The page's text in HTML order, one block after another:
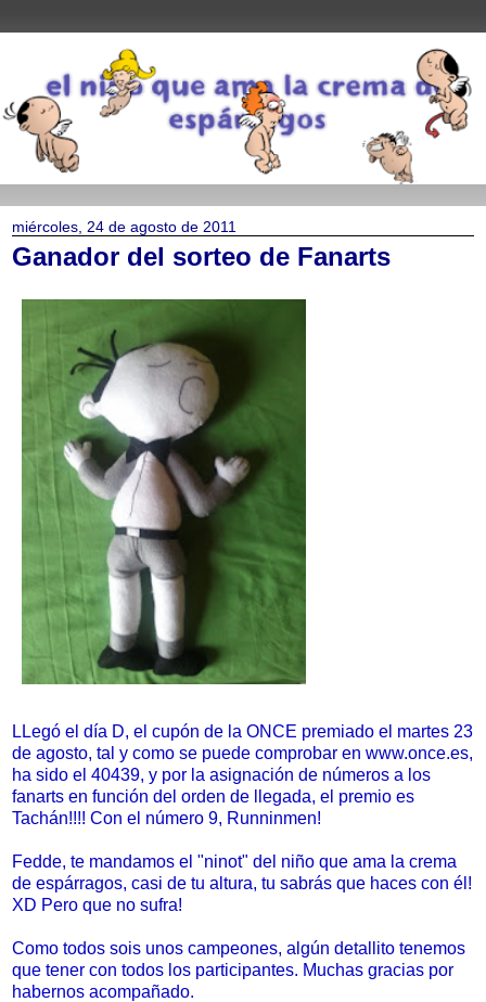
miércoles, 24 de agosto de 2011
Ganador del sorteo de Fanarts
LLegó el día D, el cupón de la ONCE premiado el martes 23
de agosto, tal y como se puede comprobar en www.once.es,
ha sido el 40439, y por la asignación de números a los
fanarts en función del orden de llegada, el premio es
Tachán!!!! Con el número 9, Runninmen!
Fedde, te mandamos el "ninot" del niño que ama la crema
de espárragos, casi de tu altura, tu sabrás que haces con él!
XD Pero que no sufra!
Como todos sois unos campeones, algún detallito tenemos
que tener con todos los participantes. Muchas gracias por
habernos acompañado.